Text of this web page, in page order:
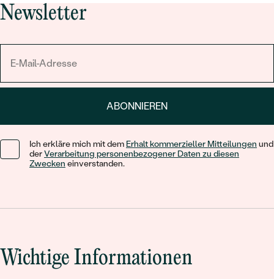
Newsletter
ABONNIEREN
Ich erkläre mich mit dem Erhalt kommerzieller Mitteilungen und
derVerarbeitung personenbezogener Daten zu diesen
Zwecken einverstanden.
Wichtige Informationen